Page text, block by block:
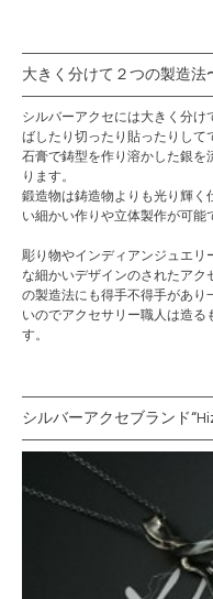
大きく分けて２つの製造法
シルバーアクセには大きく分け
ばしたり切ったり貼ったりして
石膏で鋳型を作り溶かした銀を
ります。
鍛造物は鋳造物よりも光り輝く
い細かい作りや立体製作が可能
彫り物やインディアンジュエリ
な細かいデザインのされたアク
の製造法にも得手不得手があり
いのでアクセサリー職人は造る
す。
シルバーアクセブランド